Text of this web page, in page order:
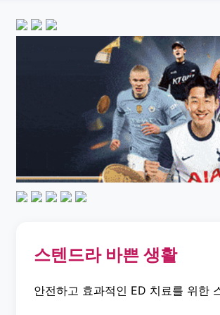
스텐드라 바쁜 생활
안전하고 효과적인 ED 치료를 위한